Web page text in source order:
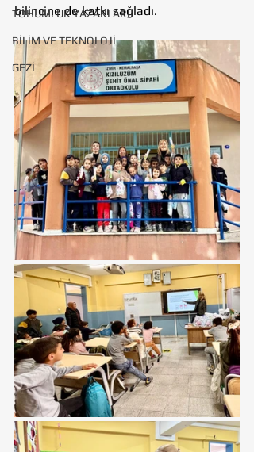
TOHUMLUK YAZARLARI
BİLİM VE TEKNOLOJİ
GEZİ
bilincine de katkı sağladı.